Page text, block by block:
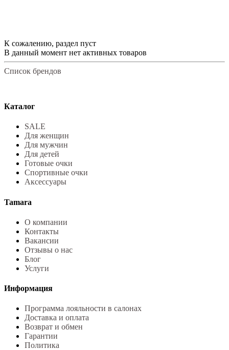
К сожалению, раздел пуст
В данный момент нет активных товаров
Список брендов
Каталог
SALE
Для женщин
Для мужчин
Для детей
Готовые очки
Спортивные очки
Аксессуары
Tamara
О компании
Контакты
Вакансии
Отзывы о нас
Блог
Услуги
Информация
Программа лояльности в салонах
Доставка и оплата
Возврат и обмен
Гарантии
Политика